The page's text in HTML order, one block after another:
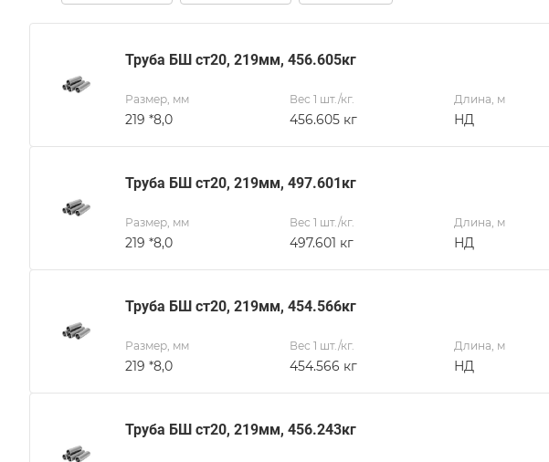
Труба БШ ст20, 219мм, 456.605кг
Размер, мм
219 *8,0
Вес 1 шт./кг.
456.605 кг
Длина, м
НД
Труба БШ ст20, 219мм, 497.601кг
Размер, мм
219 *8,0
Вес 1 шт./кг.
497.601 кг
Длина, м
НД
Труба БШ ст20, 219мм, 454.566кг
Размер, мм
219 *8,0
Вес 1 шт./кг.
454.566 кг
Длина, м
НД
Труба БШ ст20, 219мм, 456.243кг